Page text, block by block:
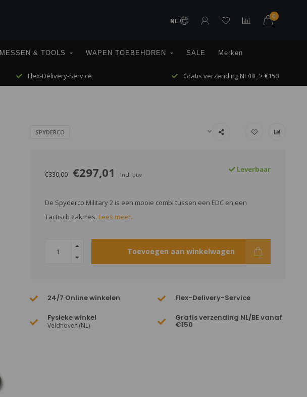
NL
0
MESSEN & TOOLS WAPEN TOEBEHOREN SALE Merken
Flex-Delivery-Service Gratis verzending NL/BE > €150
SPYDERCO
€330,00 €297,01 Incl. btw
Leverbaar
De Spyderco Military 2 is een mooie combi tussen een EDC en een
Tactisch zakmes. Lees meer..
Toevoegen aan winkelwagen
24/7 Online winkelen Flex-Delivery-Service
Fysieke winkel
Veldhoven (NL)
Gratis verzending NL/BE vanaf
€150